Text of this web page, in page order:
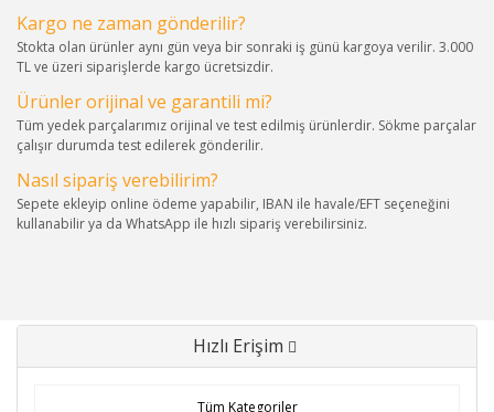
Kargo ne zaman gönderilir?
Stokta olan ürünler aynı gün veya bir sonraki iş günü kargoya verilir. 3.000
TL ve üzeri siparişlerde kargo ücretsizdir.
Ürünler orijinal ve garantili mi?
Tüm yedek parçalarımız orijinal ve test edilmiş ürünlerdir. Sökme parçalar
çalışır durumda test edilerek gönderilir.
Nasıl sipariş verebilirim?
Sepete ekleyip online ödeme yapabilir, IBAN ile havale/EFT seçeneğini
kullanabilir ya da WhatsApp ile hızlı sipariş verebilirsiniz.
Hızlı Erişim
Tüm Kategoriler